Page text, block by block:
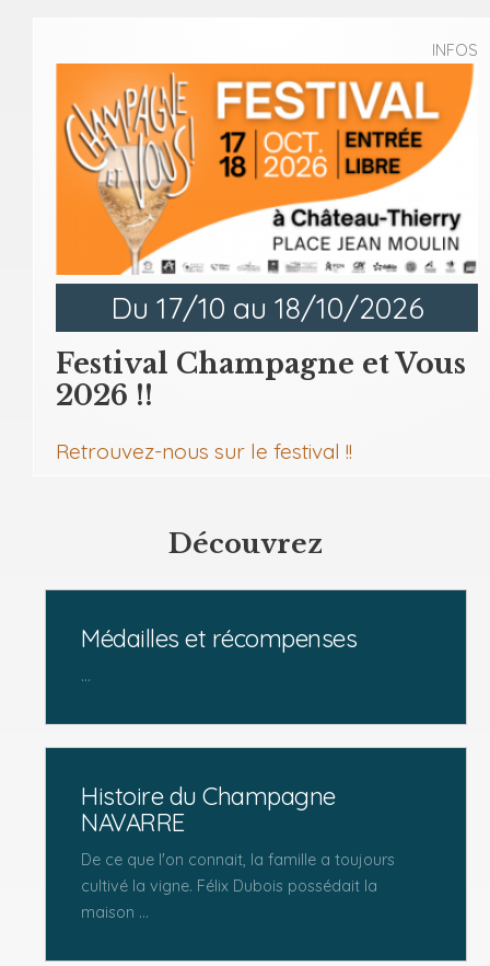
INFOS
Du 17/10 au 18/10/2026
Festival Champagne et Vous
2026 !!
Retrouvez-nous sur le festival !!
Découvrez
Médailles et récompenses
...
Histoire du Champagne
NAVARRE
De ce que l'on connait, la famille a toujours
cultivé la vigne. Félix Dubois possédait la
maison ...